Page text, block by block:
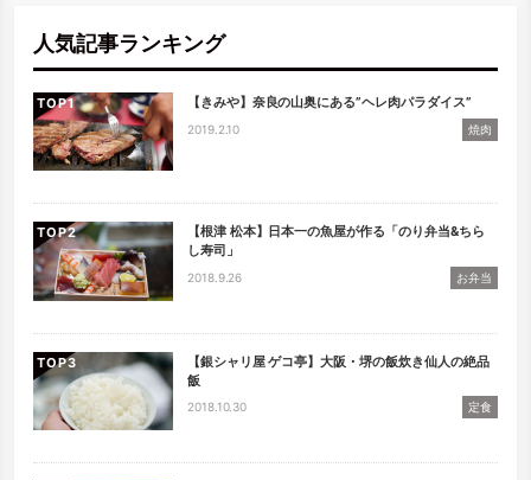
人気記事ランキング
TOP 【きみや】奈良の山奥にある”ヘレ肉パラダイス”
2019.2.10 焼肉
TOP
【根津 松本】日本一の魚屋が作る「のり弁当&ちら
し寿司」
2018.9.26 お弁当
TOP
【銀シャリ屋 ゲコ亭】大阪・堺の飯炊き仙人の絶品
飯
2018.10.30 定食